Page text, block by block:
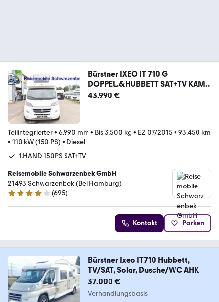
Bürstner IXEO IT 710 G
DOPPEL.&HUBBETT SAT+TV KAM.
150PS
43.990 €
Teilintegrierter• 6.990 mm • Bis 3.500 kg • EZ 07/2015 • 93.450 km
• 110 kW (150 PS) • Diesel
1.HAND 150PS SAT+TV
Reisemobile Schwarzenbek GmbH
21493 Schwarzenbek (Bei Hamburg)
4 Sterne
(695)
Kontakt Parken
Bürstner Ixeo IT710 Hubbett,
TV/SAT, Solar, Dusche/WC AHK
37.000 €
Verhandlungsbasis